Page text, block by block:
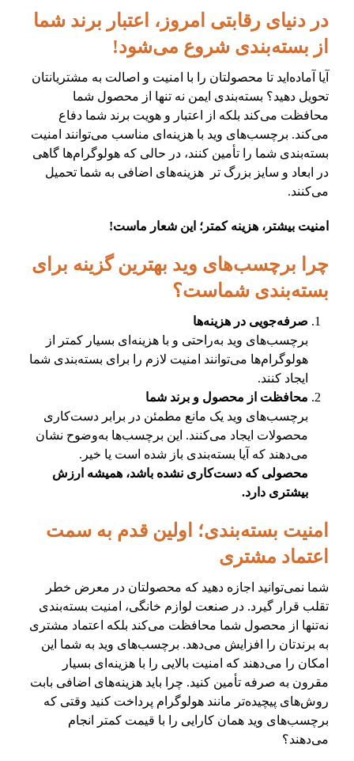
در دنیای رقابتی امروز، اعتبار برند شما
از بسته‌بندی شروع می‌شود!
آیا آماده‌اید تا محصولتان را با امنیت و اصالت به مشتریانتان
تحویل دهید؟ بسته‌بندی ایمن نه تنها از محصول شما
محافظت می‌کند بلکه از اعتبار و هویت برند شما دفاع
می‌کند. برچسب‌های وید با هزینه‌ای مناسب می‌توانند امنیت
بسته‌بندی شما را تأمین کنند، در حالی که هولوگرام‌ها گاهی
در ابعاد و سایز بزرگ تر هزینه‌های اضافی به شما تحمیل
می‌کنند.
امنیت بیشتر، هزینه کمتر؛ این شعار ماست!
چرا برچسب‌های وید بهترین گزینه برای
بسته‌بندی شماست؟
صرفه‌جویی در هزینه‌ها
برچسب‌های وید به‌راحتی و با هزینه‌ای بسیار کمتر از
هولوگرام‌ها می‌توانند امنیت لازم را برای بسته‌بندی شما
ایجاد کنند.
محافظت از محصول و برند شما
برچسب‌های وید یک مانع مطمئن در برابر دست‌کاری
محصولات ایجاد می‌کنند. این برچسب‌ها به‌وضوح نشان
می‌دهند که آیا بسته‌بندی باز شده است یا خیر.
محصولی که دست‌کاری نشده باشد، همیشه ارزش
بیشتری دارد.
امنیت بسته‌بندی؛ اولین قدم به سمت
اعتماد مشتری
شما نمی‌توانید اجازه دهید که محصولتان در معرض خطر
تقلب قرار گیرد. در صنعت لوازم خانگی، امنیت بسته‌بندی
نه‌تنها از محصول شما محافظت می‌کند بلکه اعتماد مشتری
به برندتان را افزایش می‌دهد. برچسب‌های وید به شما این
امکان را می‌دهند که امنیت بالایی را با هزینه‌ای بسیار
مقرون به صرفه تأمین کنید. چرا باید هزینه‌های اضافی بابت
روش‌های پیچیده‌تر مانند هولوگرام پرداخت کنید وقتی که
برچسب‌های وید همان کارایی را با قیمت کمتر انجام
می‌دهند؟